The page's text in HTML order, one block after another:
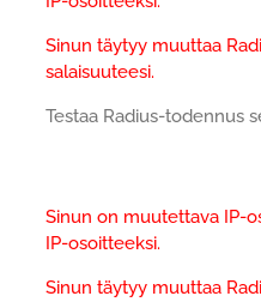
Sinun täytyy muuttaa
salaisuuteesi.
Testaa Radius-todennus
Sinun on muutettava IP-
IP-osoitteeksi.
Sinun täytyy muuttaa